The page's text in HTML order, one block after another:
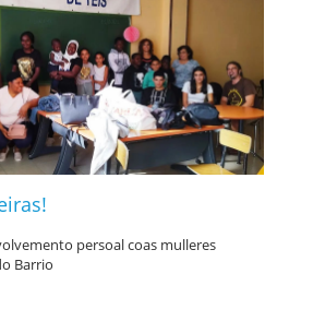
persoal coas mulleres
Barrio